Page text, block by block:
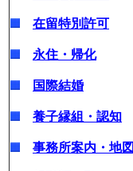
在留特別許可
永住・帰化
国際結婚
養子縁組・認知
事務所案内・地図